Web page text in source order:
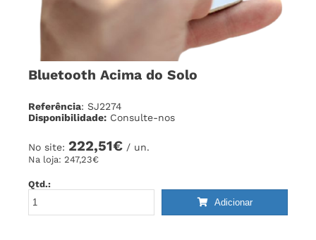
Bluetooth Acima do Solo
Referência: SJ2274
Disponibilidade: Consulte-nos
No site: 222,51€ / un.
Na loja: 247,23€
Qtd.:
Adicionar